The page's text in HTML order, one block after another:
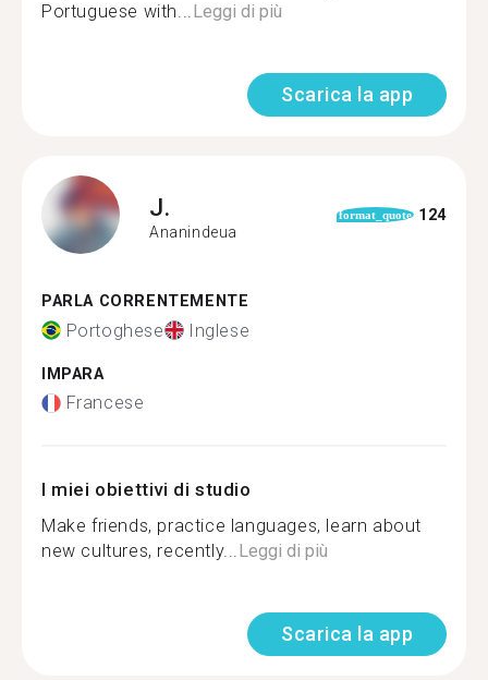
Portuguese with...Leggi di più
Scarica la app
J.
Ananindeua
format_quote 124
PARLA CORRENTEMENTE
Portoghese Inglese
IMPARA
Francese
I miei obiettivi di studio
Make friends, practice languages, learn about
new cultures, recently...Leggi di più
Scarica la app